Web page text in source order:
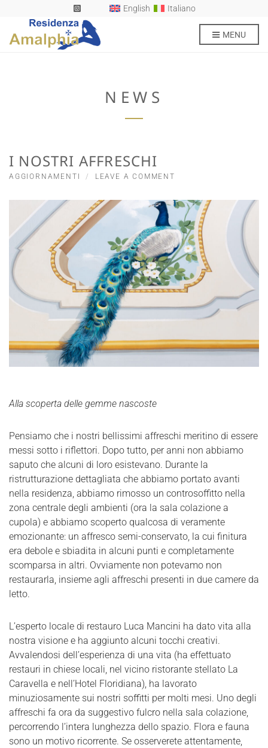
English Italiano
MENU
NEWS
I NOSTRI AFFRESCHI
AGGIORNAMENTI LEAVE A COMMENT
Alla scoperta delle gemme nascoste
Pensiamo che i nostri bellissimi affreschi meritino di essere
messi sotto i riflettori. Dopo tutto, per anni non abbiamo
saputo che alcuni di loro esistevano. Durante la
ristrutturazione dettagliata che abbiamo portato avanti
nella residenza, abbiamo rimosso un controsoffitto nella
zona centrale degli ambienti (ora la sala colazione a
cupola) e abbiamo scoperto qualcosa di veramente
emozionante: un affresco semi-conservato, la cui finitura
era debole e sbiadita in alcuni punti e completamente
scomparsa in altri. Ovviamente non potevamo non
restaurarla, insieme agli affreschi presenti in due camere da
letto.
L’esperto locale di restauro Luca Mancini ha dato vita alla
nostra visione e ha aggiunto alcuni tocchi creativi.
Avvalendosi dell’esperienza di una vita (ha effettuato
restauri in chiese locali, nel vicino ristorante stellato La
Caravella e nell’Hotel Floridiana), ha lavorato
minuziosamente sui nostri soffitti per molti mesi. Uno degli
affreschi fa ora da suggestivo fulcro nella sala colazione,
percorrendo l’intera lunghezza dello spazio. Flora e fauna
sono un motivo ricorrente. Se osserverete attentamente,